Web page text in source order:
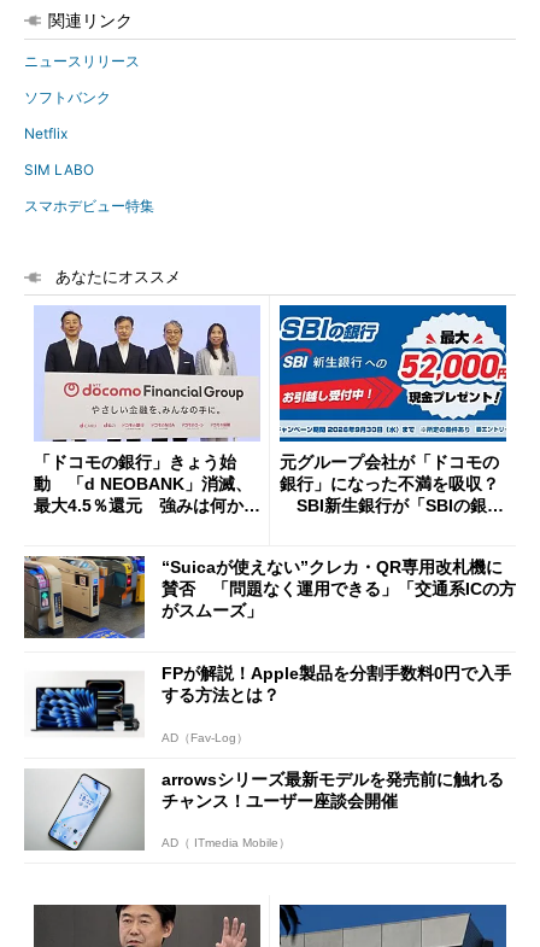
関連リンク
ニュースリリース
ソフトバンク
Netflix
SIM LABO
スマホデビュー特集
あなたにオススメ
「ドコモの銀行」きょう始
動 「d NEOBANK」消滅、
最大4.5％還元 強みは何か解
元グループ会社が「ドコモの
銀行」になった不満を吸収？
SBI新生銀行が「SBIの銀
開催
“Suicaが使えない”クレカ・QR専用改札機に
賛否 「問題なく運用できる」「交通系ICの方
がスムーズ」
FPが解説！Apple製品を分割手数料0円で入手
する方法とは？
AD（Fav-Log）
arrowsシリーズ最新モデルを発売前に触れる
チャンス！ユーザー座談会開催
AD（ ITmedia Mobile）